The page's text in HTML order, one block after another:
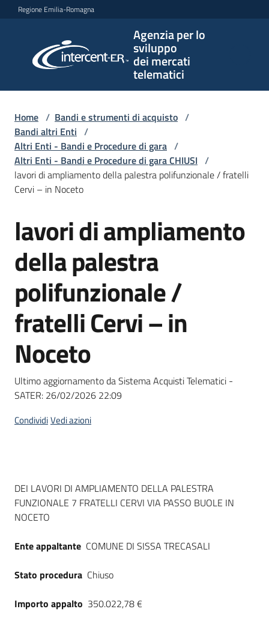
Vai al contenuto
Vai alla navigazione
Vai al footer
Regione Emilia-Romagna
Agenzia per lo
sviluppo
dei mercati
telematici
per lo
sviluppo
telematici
L'Agenzia
Bandi
e
di
Supporto
telematiche
site
Seguici
Home / Bandi e strumenti di acquisto /
Bandi altri Enti /
Altri Enti - Bandi e Procedure di gara /
Altri Enti - Bandi e Procedure di gara CHIUSI /
lavori di ampliamento della palestra polifunzionale / fratelli
Cervi – in Noceto
Salta al contenuto
lavori di ampliamento
della palestra
polifunzionale /
fratelli Cervi – in
Noceto
Ultimo aggiornamento da Sistema Acquisti Telematici -
SATER: 26/02/2026 22:09
CondividiVedi azioni
Dati del bando
DEI LAVORI DI AMPLIAMENTO DELLA PALESTRA
FUNZIONALE 7 FRATELLI CERVI VIA PASSO BUOLE IN
NOCETO
Ente appaltante COMUNE DI SISSA TRECASALI
Stato procedura Chiuso
Importo appalto 350.022,78 €